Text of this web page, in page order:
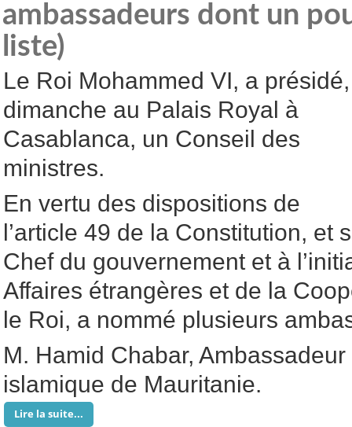
ambassadeurs dont un
liste)
Le Roi Mohammed VI, a présidé,
dimanche au Palais Royal à
Casablanca, un Conseil des
ministres.
En vertu des dispositions de
l’article 49 de la Constitution, et
Chef du gouvernement et à
Affaires étrangères et de la
le Roi, a nommé plusieurs
M. Hamid Chabar,
islamique de Mauritanie.
Lire la suite...